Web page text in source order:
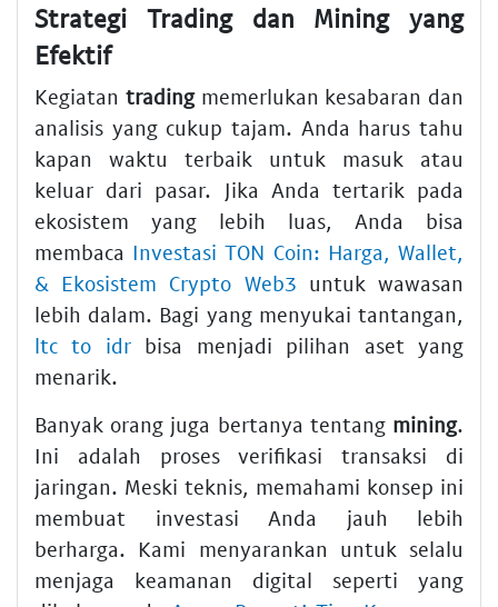
Strategi Trading dan Mining yang
Efektif
Kegiatan tradingmemerlukan kesabaran dan
analisis yang cukup tajam. Anda harus tahu
kapan waktu terbaik untuk masuk atau
keluar dari pasar. Jika Anda tertarik pada
ekosistem yang lebih luas, Anda bisa
membaca Investasi TON Coin: Harga, Wallet,
& Ekosistem Crypto Web3 untuk wawasan
lebih dalam. Bagi yang menyukai tantangan,
ltc to idrbisa menjadi pilihan aset yang
menarik.
Banyak orang juga bertanya tentang mining.
Ini adalah proses verifikasi transaksi di
jaringan. Meski teknis, memahami konsep ini
membuat investasi Anda jauh lebih
berharga. Kami menyarankan untuk selalu
menjaga keamanan digital seperti yang